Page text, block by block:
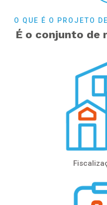
O QUE É O PROJETO
É o conjunto de